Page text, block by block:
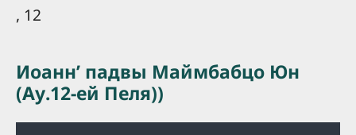
, 12
Иоаннʼ падвы Маймбабцо Юн
(Ау.12-ей Пеля))